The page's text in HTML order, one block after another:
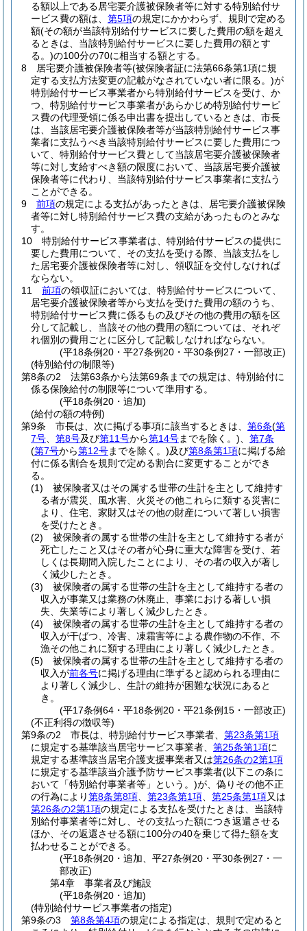
る額以上である居宅要介護被保険者等に対する特別給付サ
ービス費の額は、 第5項の規定にかかわらず、規則で定める
額(その額が当該特別給付サービスに要した費用の額を超え
るときは、当該特別給付サービスに要した費用の額とす
る。)の100分の70に相当する額とする。
8
居宅要介護被保険者等(被保険者証に法第66条第1項に規
定する支払方法変更の記載がなされていない者に限る。)が
特別給付サービス事業者から特別給付サービスを受け、か
つ、特別給付サービス事業者があらかじめ特別給付サービ
ス費の代理受領に係る申出書を提出しているときは、市長
は、当該居宅要介護被保険者等が当該特別給付サービス事
業者に支払うべき当該特別給付サービスに要した費用につ
いて、特別給付サービス費として当該居宅要介護被保険者
等に対し支給すべき額の限度において、当該居宅要介護被
保険者等に代わり、当該特別給付サービス事業者に支払う
ことができる。
9
前項の規定による支払があったときは、居宅要介護被保険
者等に対し特別給付サービス費の支給があったものとみな
す。
10
特別給付サービス事業者は、特別給付サービスの提供に
要した費用について、その支払を受ける際、当該支払をし
た居宅要介護被保険者等に対し、領収証を交付しなければ
ならない。
11
前項の領収証においては、特別給付サービスについて、
居宅要介護被保険者等から支払を受けた費用の額のうち、
特別給付サービス費に係るもの及びその他の費用の額を区
分して記載し、当該その他の費用の額については、それぞ
れ個別の費用ごとに区分して記載しなければならない。
(平18条例20・平27条例20・平30条例27・一部改正)
(特別給付の制限等)
第8条の2
法第63条から法第69条までの規定は、特別給付に
係る保険給付の制限等について準用する。
(平18条例20・追加)
(給付の額の特例)
第9条
市長は、次に掲げる事項に該当するときは、 第6条(第
7号
第8号及び第11号から第14号までを除く。)
第7条
(第7号から第12号までを除く。)及び第8条第1項に掲げる給
付に係る割合を規則で定める割合に変更することができ
る。
(1)
被保険者又はその属する世帯の生計を主として維持す
る者が震災、風水害、火災その他これらに類する災害に
より、住宅、家財又はその他の財産について著しい損害
を受けたとき。
(2)
被保険者の属する世帯の生計を主として維持する者が
死亡したこと又はその者が心身に重大な障害を受け、若
しくは長期間入院したことにより、その者の収入が著し
く減少したとき。
(3)
被保険者の属する世帯の生計を主として維持する者の
収入が事業又は業務の休廃止、事業における著しい損
失、失業等により著しく減少したとき。
(4)
被保険者の属する世帯の生計を主として維持する者の
収入が干ばつ、冷害、凍霜害等による農作物の不作、不
漁その他これに類する理由により著しく減少したとき。
(5)
被保険者の属する世帯の生計を主として維持する者の
収入が前各号に掲げる理由に準ずると認められる理由に
より著しく減少し、生計の維持が困難な状況にあると
き。
(平17条例64・平18条例20・平21条例15・一部改正)
(不正利得の徴収等)
第9条の2
市長は、特別給付サービス事業者、 第23条第1項
に規定する基準該当居宅サービス事業者、 第25条第1項に
規定する基準該当居宅介護支援事業者又は第26条の2第1項
に規定する基準該当介護予防サービス事業者(以下この条に
おいて「特別給付事業者等」という。)が、偽りその他不正
の行為により第8条第8項 第23条第1項 第25条第1項又は
第26条の2第1項の規定による支払を受けたときは、当該特
別給付事業者等に対し、その支払った額につき返還させる
ほか、その返還させる額に100分の40を乗じて得た額を支
払わせることができる。
(平18条例20・追加、平27条例20・平30条例27・一
部改正)
第4章
事業者及び施設
(平18条例20・追加)
(特別給付サービス事業者の指定)
第9条の3
第8条第4項の規定による指定は、規則で定めると